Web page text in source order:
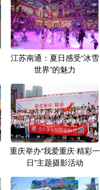
江苏南通：夏日感受“冰雪
世界”的魅力
重庆举办“我爱重庆·精彩一
日”主题摄影活动